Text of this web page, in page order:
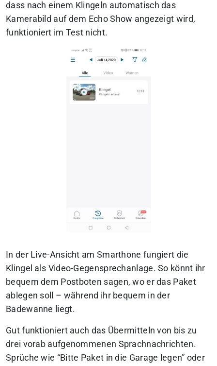
dass nach einem Klingeln automatisch das
Kamerabild auf dem Echo Show angezeigt wird,
funktioniert im Test nicht.
In der Live-Ansicht am Smarthone fungiert die
Klingel als Video-Gegensprechanlage. So könnt ihr
bequem dem Postboten sagen, wo er das Paket
ablegen soll – während ihr bequem in der
Badewanne liegt.
Gut funktioniert auch das Übermitteln von bis zu
drei vorab aufgenommenen Sprachnachrichten.
Sprüche wie “Bitte Paket in die Garage legen” oder